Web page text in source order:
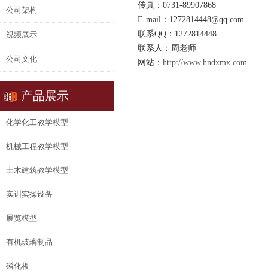
公司架构
视频展示
公司文化
产品展示
化学化工教学模型
机械工程教学模型
土木建筑教学模型
实训实操设备
展览模型
有机玻璃制品
磷化板
传真：0731-89907868
E-mail：1272814448@qq.com
联系QQ：1272814448
联系人：周老师
网站： http://www.hndxmx.com